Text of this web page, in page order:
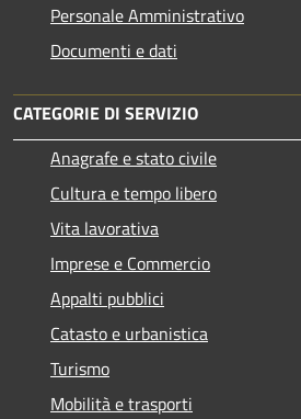
Personale Amministrativo
Documenti e dati
CATEGORIE DI SERVIZIO
Anagrafe e stato civile
Cultura e tempo libero
Vita lavorativa
Imprese e Commercio
Appalti pubblici
Catasto e urbanistica
Turismo
Mobilità e trasporti